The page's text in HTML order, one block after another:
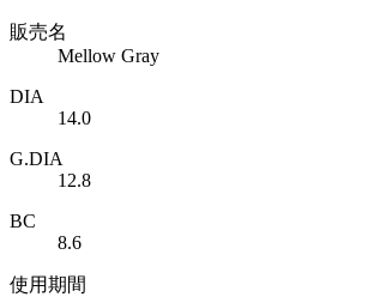
販売名
Mellow Gray
DIA
14.0
G.DIA
12.8
BC
8.6
使用期間